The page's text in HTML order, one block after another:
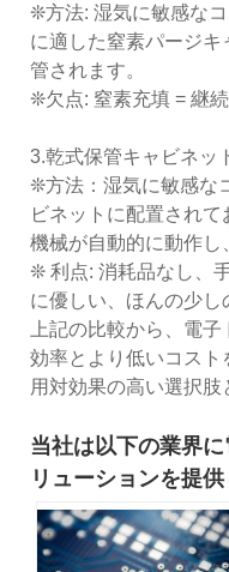
❊方法: 湿気に敏感な
に適した窒素パージ
管されます。
❊欠点: 窒素充填 = 継
3.乾式保管キャビネッ
❊方法：湿気に敏感な
ビネットに配置され
機械が自動的に動作し
❊ 利点: 消耗品なし、
に優しい、ほんの少し
上記の比較から、電
効率とより低いコス
用対効果の高い選択肢
当社は以下の業界
リューションを提供